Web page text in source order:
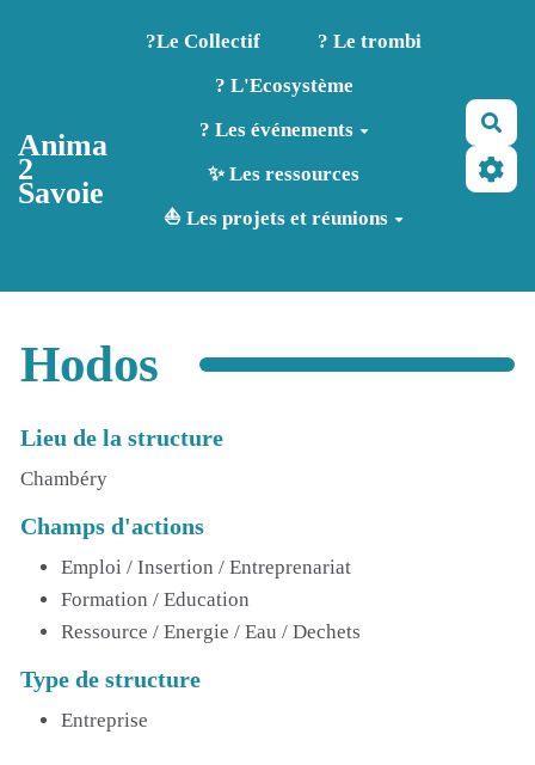
Aller au contenu principal
Anima
2
Savoie
?️Le Collectif
? Le trombi
? L'Ecosystème
? Les événements
✨ Les ressources
⛵ Les projets et réunions
Hodos
Lieu de la structure
Chambéry
Champs d'actions
Emploi / Insertion / Entreprenariat
Formation / Education
Ressource / Energie / Eau / Dechets
Type de structure
Entreprise